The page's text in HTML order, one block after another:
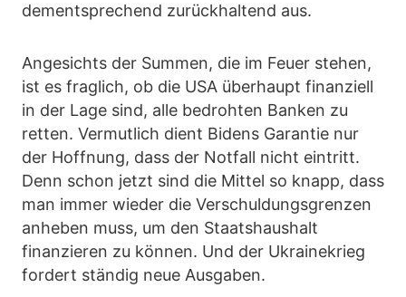
dementsprechend zurückhaltend aus.
Angesichts der Summen, die im Feuer stehen,
ist es fraglich, ob die USA überhaupt finanziell
in der Lage sind, alle bedrohten Banken zu
retten. Vermutlich dient Bidens Garantie nur
der Hoffnung, dass der Notfall nicht eintritt.
Denn schon jetzt sind die Mittel so knapp, dass
man immer wieder die Verschuldungsgrenzen
anheben muss, um den Staatshaushalt
finanzieren zu können. Und der Ukrainekrieg
fordert ständig neue Ausgaben.